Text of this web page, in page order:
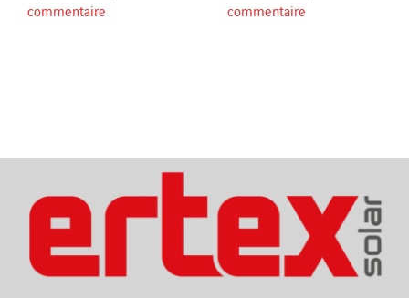
commentaire
commentaire